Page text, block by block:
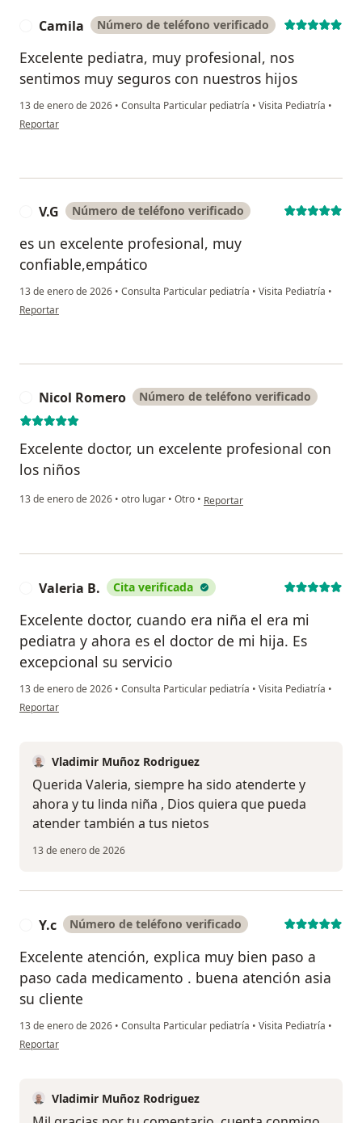
Camila Número de teléfono verificado
Excelente pediatra, muy profesional, nos
sentimos muy seguros con nuestros hijos
13 de enero de 2026 • Consulta Particular pediatría • Visita Pediatría •
en opinión del usuario Camila
Reportar
V.G Número de teléfono verificado
es un excelente profesional, muy
confiable,empático
13 de enero de 2026 • Consulta Particular pediatría • Visita Pediatría •
en opinión del usuario V.G
Reportar
Nicol Romero Número de teléfono verificado
Excelente doctor, un excelente profesional con
los niños
13 de enero de 2026 • otro lugar • Otro • en opinión del usuario Nicol
Reportar
Valeria B. Cita verificada
Excelente doctor, cuando era niña el era mi
pediatra y ahora es el doctor de mi hija. Es
excepcional su servicio
13 de enero de 2026 • Consulta Particular pediatría • Visita Pediatría •
en opinión del usuario Valeria B.
Reportar
Vladimir Muñoz Rodriguez
Querida Valeria, siempre ha sido atenderte y
ahora y tu linda niña , Dios quiera que pueda
atender también a tus nietos
13 de enero de 2026
Y.c Número de teléfono verificado
Excelente atención, explica muy bien paso a
paso cada medicamento . buena atención asia
su cliente
13 de enero de 2026 • Consulta Particular pediatría • Visita Pediatría •
en opinión del usuario Y.c
Reportar
Vladimir Muñoz Rodriguez